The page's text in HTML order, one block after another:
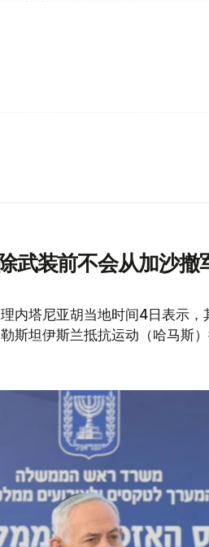
武装前不会从加沙撤
内塔尼亚胡当地时间4日表示
斯坦伊斯兰抵抗运动（哈马斯